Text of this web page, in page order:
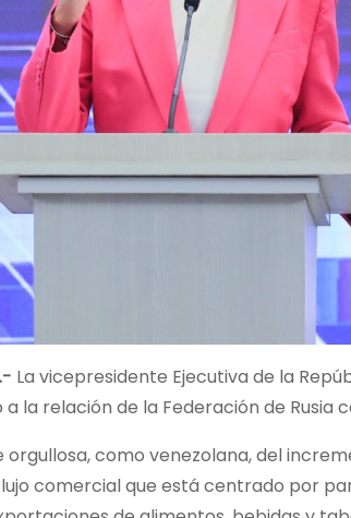
La vicepresidente Ejecutiva de la
a la relación de la Federación de Rusia
como venezolana, del
comercial que está centrado por